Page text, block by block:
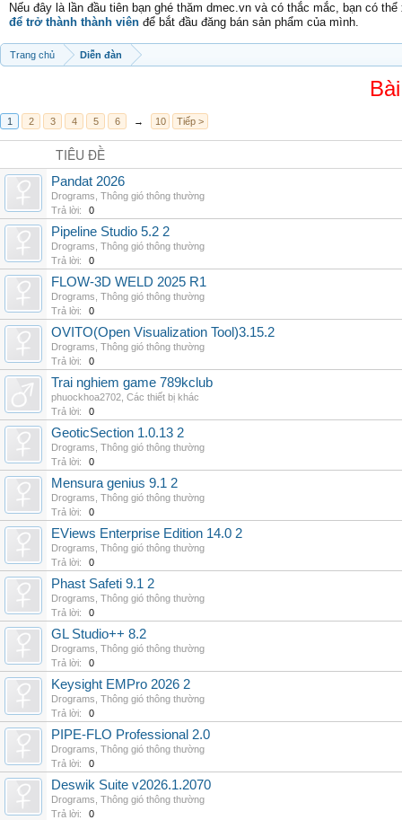
Nếu đây là lần đầu tiên bạn ghé thăm dmec.vn và có thắc mắc, bạn có
để trở thành thành viên để bắt đầu đăng bán sản phẩm của mình.
Trang chủ Diễn đàn
1 2 3 4 5 6 → 10 Tiếp >
TIÊU ĐỀ
Pandat 2026
Drograms Thông gió thông thường
Trả lời:
0
Pipeline Studio 5.2 2
Drograms Thông gió thông thường
Trả lời:
0
FLOW-3D WELD 2025 R1
Drograms Thông gió thông thường
Trả lời:
0
OVITO(Open Visualization Tool)3.15.2
Drograms Thông gió thông thường
Trả lời:
0
Trai nghiem game 789kclub
phuockhoa2702 Các thiết bị khác
Trả lời:
0
GeoticSection 1.0.13 2
Drograms Thông gió thông thường
Trả lời:
0
Mensura genius 9.1 2
Drograms Thông gió thông thường
Trả lời:
0
EViews Enterprise Edition 14.0 2
Drograms Thông gió thông thường
Trả lời:
0
Phast Safeti 9.1 2
Drograms Thông gió thông thường
Trả lời:
0
GL Studio++ 8.2
Drograms Thông gió thông thường
Trả lời:
0
Keysight EMPro 2026 2
Drograms Thông gió thông thường
Trả lời:
0
PIPE-FLO Professional 2.0
Drograms Thông gió thông thường
Trả lời:
0
Deswik Suite v2026.1.2070
Drograms Thông gió thông thường
Trả lời:
0